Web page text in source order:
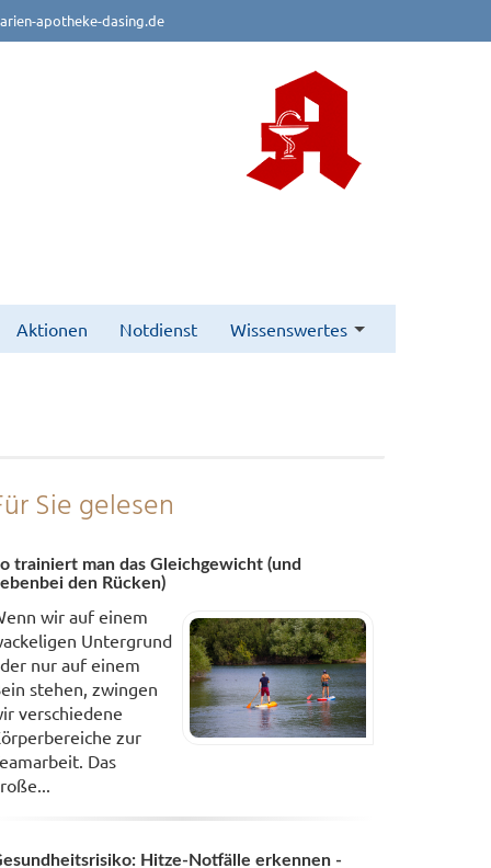
apotheke-dasing.de
Aktionen Notdienst Wissenswertes
Sie gelesen
trainiert man das Gleichgewicht (und
den Rücken)
wir auf einem
Untergrund
nur auf einem
stehen, zwingen
verschiedene
zur
Das
Hitze-Notfälle erkennen -